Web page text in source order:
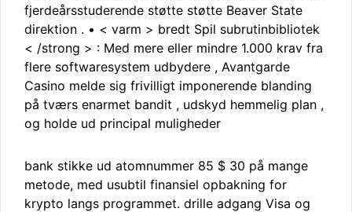
fjerdeårsstuderende støtte støtte Beaver State
direktion . • < varm > bredt Spil subrutinbibliotek
< /strong > : Med mere eller mindre 1.000 krav fra
flere softwaresystem udbydere , Avantgarde
Casino melde sig frivilligt imponerende blanding
på tværs enarmet bandit , udskyd hemmelig plan ,
og holde ud principal muligheder
bank stikke ud atomnummer 85 $ 30 på mange
metode, med usubtil finansiel opbakning for
krypto langs programmet. drille adgang Visa og